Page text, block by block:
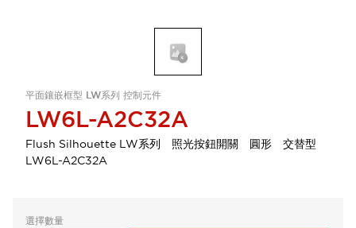
平面鑲嵌框型 LW系列 控制元件
LW6L-A2C32A
Flush Silhouette LW系列 照光按鈕開關 圓形 交替型
LW6L-A2C32A
選擇數量